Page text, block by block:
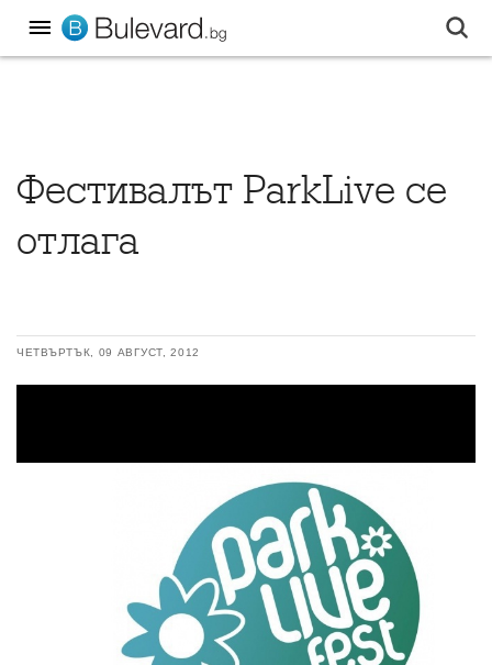
Фестивалът ParkLive се
отлага
ЧЕТВЪРТЪК, 09 АВГУСТ, 2012